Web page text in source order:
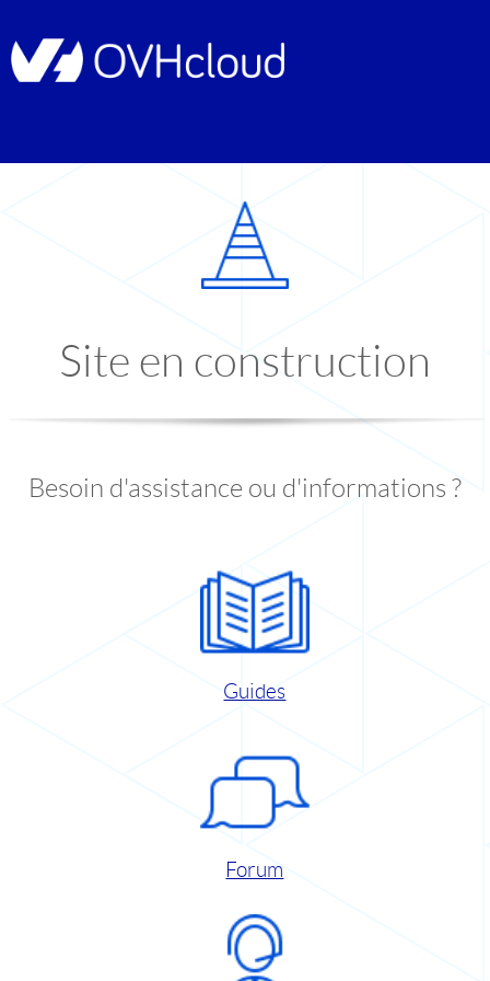
Site en construction
Besoin d'assistance ou d'informations ?
Guides
Forum